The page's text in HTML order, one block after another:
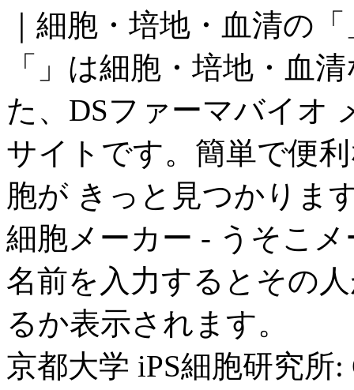
｜細胞・培地・血清の「
「」は細胞・培地・血
た、DSファーマバイオ
サイトです。簡単で便
胞が きっと見つかりま
細胞メーカー - うそこメ
名前を入力するとその
るか表示されます。
京都大学 iPS細胞研究所